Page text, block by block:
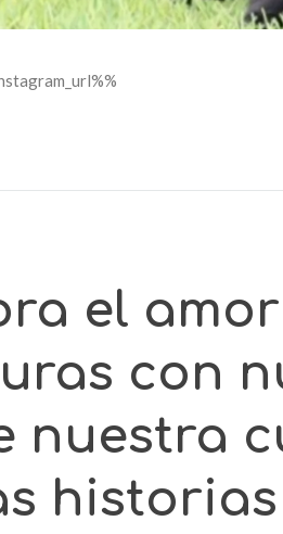
el
con
nuestra